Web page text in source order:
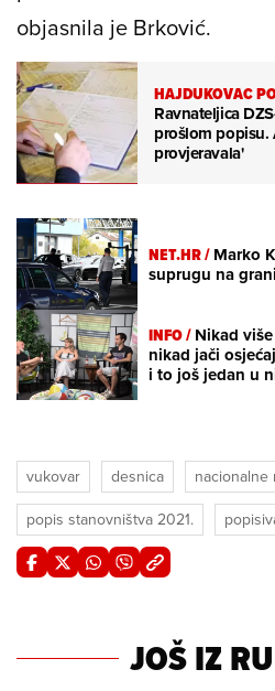
objasnila je Brković.
HAJDUKOVAC
Ravnateljica
prošlom popisu.
provjeravala'
NET.HR /Marko
suprugu na
INFO /Nikad
nikad jači
i to još jedan u
vukovar desnica nacionalne
popis stanovništva 2021.
JOŠ IZ